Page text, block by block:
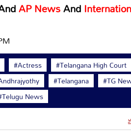
AP NewsAnd
#Actress
#Telangana High Court
#Telangana
#TG
News